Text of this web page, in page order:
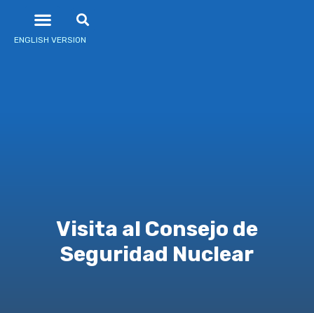
ENGLISH VERSION
Visita al Consejo de
Seguridad Nuclear